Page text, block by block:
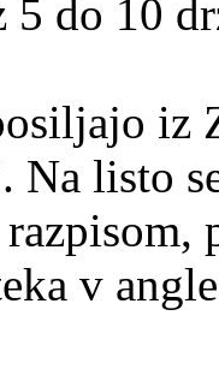
5 do 10
Na listo
v